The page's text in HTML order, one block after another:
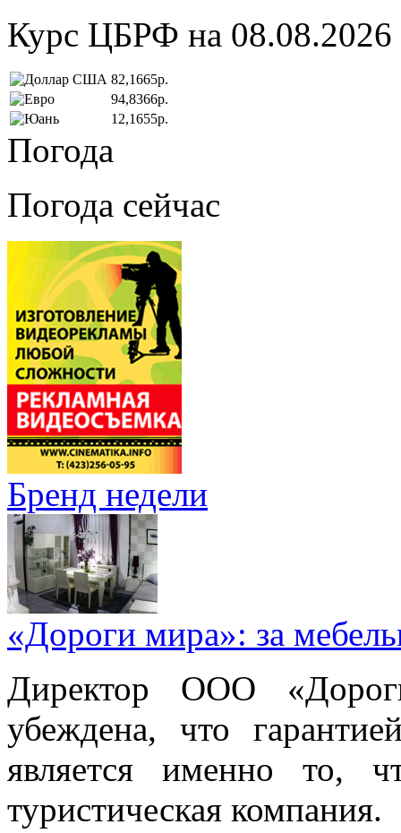
Курс ЦБРФ на 08.08.2026
82,1665р.
94,8366р.
12,1655р.
Погода
Погода сейчас
Бренд недели
«Дороги мира»: за
Директор ООО
убеждена, что
является именно то,
туристическая компания.